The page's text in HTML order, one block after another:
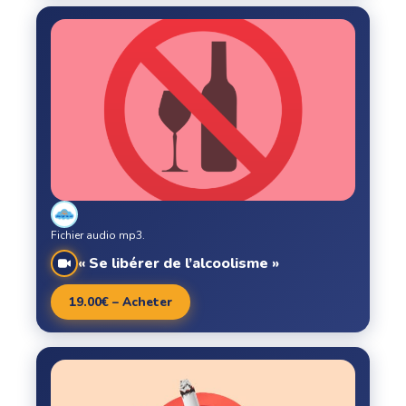
« Se libérer de l’alcoolisme »
Fichier audio mp3.
19.00€ – Acheter